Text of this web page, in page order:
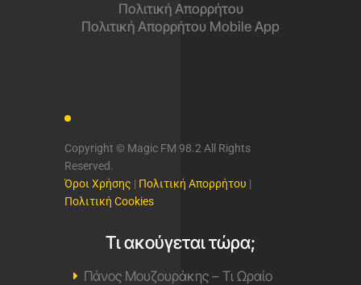
Πολιτική Απορρήτου
Πολιτική Απορρήτου Mobile App
Copyright © Magic FM 98.2 All Rights
Reserved.
Όροι Χρήσης | Πολιτική Απορρήτου |
Πολιτική Cookies
Τι ακούγεται τώρα;
Πάνος Μουζουράκης – Τι Ωραίο